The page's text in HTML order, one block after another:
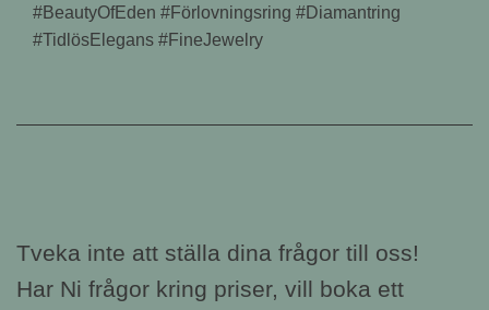
#BeautyOfEden #Förlovningsring #Diamantring
#TidlösElegans #FineJewelry
Tveka inte att ställa dina frågor till oss!
Har Ni frågor kring priser, vill boka ett